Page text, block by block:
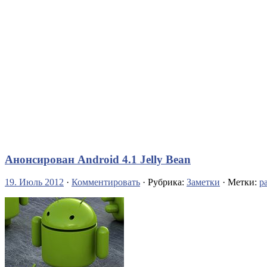
Анонсирован Android 4.1 Jelly Bean
19. Июль 2012 · Комментировать · Рубрика: Заметки · Метки: